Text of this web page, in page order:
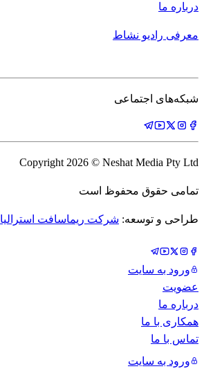
درباره ما
معرفی رادیو نشاط
شبکه‌های اجتماعی
Copyright 2026 © Neshat Media Pty Ltd
تمامی حقوق محفوظ است
طراحی و توسعه: شرکت ریماسافت استرالیا
ورود به سایت
عضویت
درباره ما
همکاری با ما
تماس با ما
ورود به سایت